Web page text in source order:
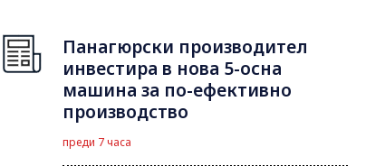
Панагюрски производител
инвестира в нова 5-осна
машина за по-ефективно
производство
преди 7 часа